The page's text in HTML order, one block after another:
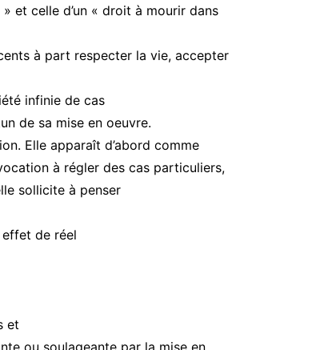
» et celle d’un « droit à mourir dans
à part respecter la vie, accepter
infinie de cas
de sa mise en oeuvre.
Elle apparaît d’abord comme
à régler des cas particuliers,
sollicite à penser
effet de réel
et
ou soulageante par la mise en